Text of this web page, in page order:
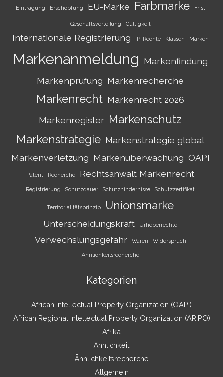
Eintragung Erschöpfung EU-Marke Farbmarke Frist
Geschäftsverteilung Gültigkeit
Internationale Registrierung IP-Rechte Klassen Marken
Markenanmeldung Markenfindung
Markenprüfung Markenrecherche
Markenrecht Markenrecht 2026
Markenregister Markenschutz
Markenstrategie Markenstrategie global
Markenverletzung Markenüberwachung OAPI
Patent Recherche Rechtsanwalt Markenrecht
Registrierung Schutzdauer Schutzhindernisse Schutzzertifikat
Territorialitätsprinzip Unionsmarke
Unterscheidungskraft Urheberrechte
Verwechslungsgefahr Waren Widerspruch
Ähnlichkeitsrecherche
Kategorien
African Intellectual Property Organization (OAPI)
African Regional Intellectual Property Organization (ARIPO)
Afrika
Ähnlichkeit
Ähnlichkeitsrecherche
Allgemein